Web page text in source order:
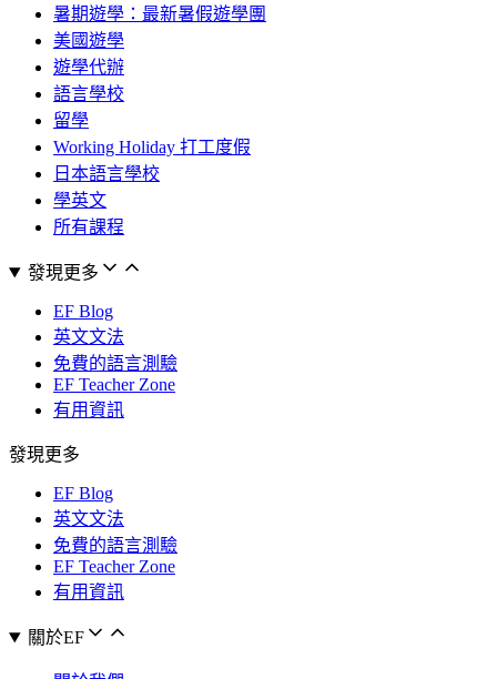
暑期遊學：最新暑假遊學團
美國遊學
遊學代辦
語言學校
留學
Working Holiday 打工度假
日本語言學校
學英文
所有課程
發現更多
EF Blog
英文文法
免費的語言測驗
EF Teacher Zone
有用資訊
發現更多
EF Blog
英文文法
免費的語言測驗
EF Teacher Zone
有用資訊
關於EF